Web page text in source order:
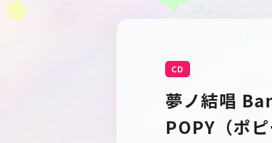
CD
夢ノ結唱
POPY（ポ